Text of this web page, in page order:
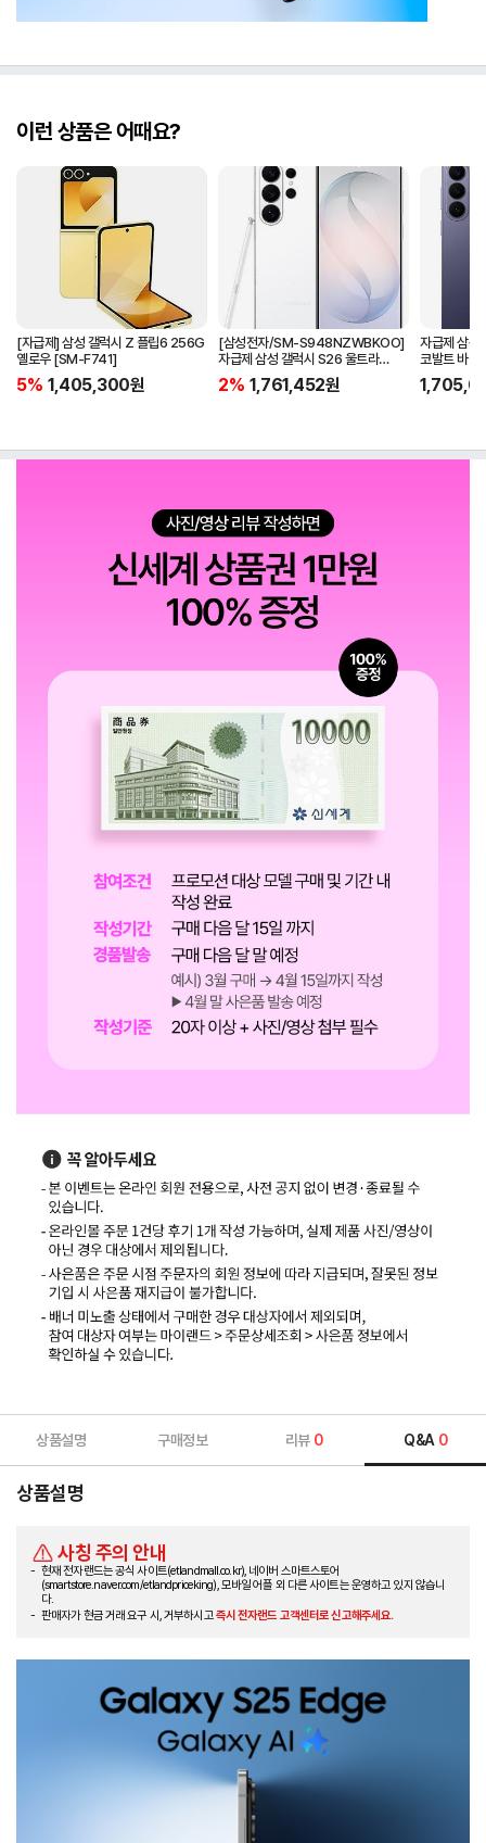
이런 상품은 어때요?
[자급제] 삼성 갤럭시 Z 플립6 256G
옐로우 [SM-F741]
5% 1,405,300원
[삼성전자/SM-S948NZWBKOO]
자급제 삼성 갤럭시 S26 울트라
256G 화이트
2% 1,761,452원
자급제 삼
코발트 바이
상품설명 구매정보 리뷰 0 Q&A 0
상품설명
사칭 주의 안내
현재 전자랜드는 공식 사이트(etlandmall.co.kr), 네이버 스마트스토어
(smartstore.naver.com/etlandpriceking), 모바일 어플 외 다른 사이트는 운영하고 있지 않습니
다.
판매자가 현금 거래 요구 시, 거부하시고즉시 전자랜드 고객센터로 신고해주세요.